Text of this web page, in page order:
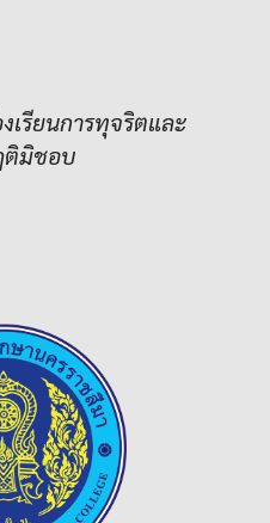
เรียนการทุจริตและ
มิชอบ